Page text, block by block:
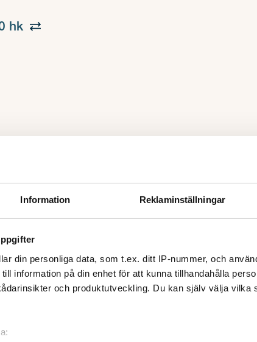
Information Reklaminställningar
din personliga data, som t.ex. ditt IP-nummer, och
information på din enhet för att kunna tillhandahålla
och produktutveckling. Du kan själv välja vilka
hk